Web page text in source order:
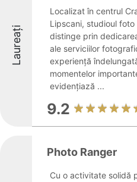
Laureați
Localizat în centrul
Lipscani, studioul foto
distinge prin
ale serviciilor
experiență
momentelor
evidențiază ...
9.2
Photo Ranger
Cu o activitate solidă